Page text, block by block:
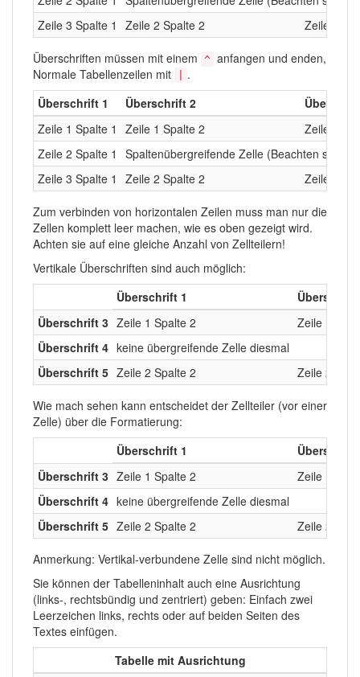
Zeile 3 Spalte 1
Zeile 2 Spalte 2 Zeile 2
Überschriften müssen mit einem ^ anfangen und enden,
Normale Tabellenzeilen mit
.
Überschrift 1
Überschrift 2
Zeile 1 Spalte 1
Zeile 1 Spalte 2
Zeile 1
Zeile 2 Spalte 1
Spaltenübergreifende Zelle (Beachten sie die
Zeile 3 Spalte 1
Zeile 2 Spalte 2 Zeile 2
Zum verbinden von horizontalen Zeilen muss man nur die
Zellen komplett leer machen, wie es oben gezeigt wird.
Achten sie auf eine gleiche Anzahl von Zellteilern!
Vertikale Überschriften sind auch möglich:
Überschrift 1
Überschrift 3 Zeile 1 Spalte 2
Zeile 1
Überschrift 4 keine übergreifende Zelle diesmal
Überschrift 5 Zeile 2 Spalte 2 Zeile 2
Wie mach sehen kann entscheidet der Zellteiler (vor einer
Zelle) über die Formatierung:
Überschrift 1
Überschrift 3 Zeile 1 Spalte 2
Zeile 1
Überschrift 4 keine übergreifende Zelle diesmal
Überschrift 5 Zeile 2 Spalte 2 Zeile 2
Anmerkung: Vertikal-verbundene Zelle sind nicht möglich.
Sie können der Tabelleninhalt auch eine Ausrichtung
(links-, rechtsbündig und zentriert) geben: Einfach zwei
Leerzeichen links, rechts oder auf beiden Seiten des
Textes einfügen.
Tabelle mit Ausrichtung